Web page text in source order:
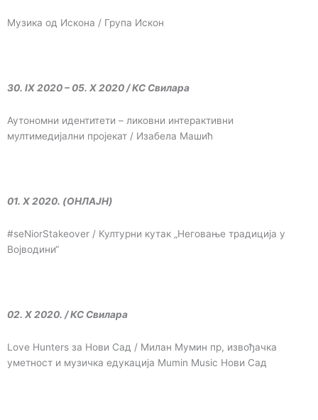
Музика од Искона / Група Искон
30. IX 2020 – 05. X 2020 / КС Свилара
Аутономни идентитети – ликовни интерактивни
мултимедијални пројекат / Изабела Машић
01. X 2020. (ОНЛАЈН)
#seNiorStakeover / Културни кутак „Неговање традиција у
Војводини“
02. X 2020. / КС Свилара
Love Hunters за Нови Сад / Милан Мумин пр, извођачка
уметност и музичка едукација Mumin Music Нови Сад